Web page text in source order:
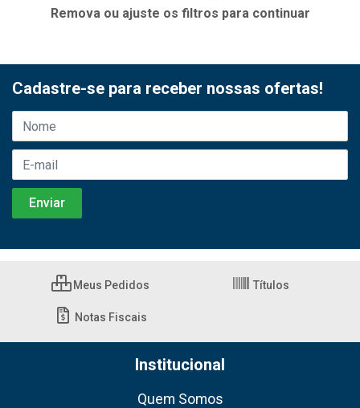
Remova ou ajuste os filtros para continuar
Cadastre-se para receber nossas ofertas!
Meus Pedidos Títulos
Notas Fiscais
Institucional
Quem Somos